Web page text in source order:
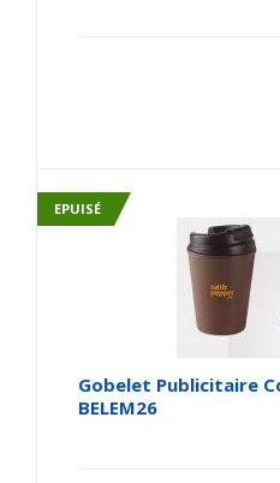
EPUISÉ
Gobelet Publicitaire
BELEM26